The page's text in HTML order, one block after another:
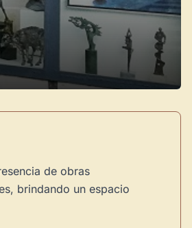
de obras
brindando un espacio